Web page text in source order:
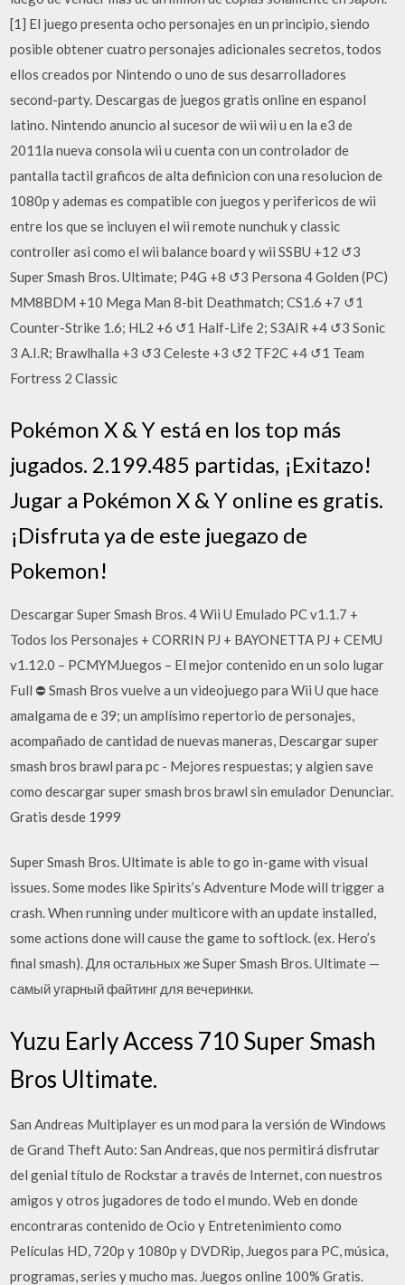
[1] El juego presenta ocho personajes en un principio, siendo
posible obtener cuatro personajes adicionales secretos, todos
ellos creados por Nintendo o uno de sus desarrolladores
second-party. Descargas de juegos gratis online en espanol
latino. Nintendo anuncio al sucesor de wii wii u en la e3 de
2011la nueva consola wii u cuenta con un controlador de
pantalla tactil graficos de alta definicion con una resolucion de
1080p y ademas es compatible con juegos y perifericos de wii
entre los que se incluyen el wii remote nunchuk y classic
controller asi como el wii balance board y wii SSBU +12 ↺3
Super Smash Bros. Ultimate; P4G +8 ↺3 Persona 4 Golden (PC)
MM8BDM +10 Mega Man 8-bit Deathmatch; CS1.6 +7 ↺1
Counter-Strike 1.6; HL2 +6 ↺1 Half-Life 2; S3AIR +4 ↺3 Sonic
3 A.I.R; Brawlhalla +3 ↺3 Celeste +3 ↺2 TF2C +4 ↺1 Team
Fortress 2 Classic
Pokémon X & Y está en los top más
jugados. 2.199.485 partidas, ¡Exitazo!
Jugar a Pokémon X & Y online es gratis.
¡Disfruta ya de este juegazo de
Pokemon!
Descargar Super Smash Bros. 4 Wii U Emulado PC v1.1.7 +
Todos los Personajes + CORRIN PJ + BAYONETTA PJ + CEMU
v1.12.0 – PCMYMJuegos – El mejor contenido en un solo lugar
Full ⛔ Smash Bros vuelve a un videojuego para Wii U que hace
amalgama de e 39; un amplísimo repertorio de personajes,
acompañado de cantidad de nuevas maneras, Descargar super
smash bros brawl para pc - Mejores respuestas; y algien save
como descargar super smash bros brawl sin emulador Denunciar.
Gratis desde 1999
Super Smash Bros. Ultimate is able to go in-game with visual
issues. Some modes like Spirits’s Adventure Mode will trigger a
crash. When running under multicore with an update installed,
some actions done will cause the game to softlock. (ex. Hero’s
final smash). Для остальных же Super Smash Bros. Ultimate —
самый угарный файтинг для вечеринки.
Yuzu Early Access 710 Super Smash
Bros Ultimate.
San Andreas Multiplayer es un mod para la versión de Windows
de Grand Theft Auto: San Andreas, que nos permitirá disfrutar
del genial título de Rockstar a través de Internet, con nuestros
amigos y otros jugadores de todo el mundo. Web en donde
encontraras contenido de Ocio y Entretenimiento como
Películas HD, 720p y 1080p y DVDRip, Juegos para PC, música,
programas, series y mucho mas. Juegos online 100% Gratis.